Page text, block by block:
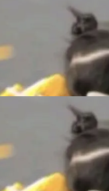
态。 Groki
智能生成内
包百科网站
发现，无论
现近期更
、写 R
、
行翻译文
模块围绕三
：
与 Iceb
缺失的那一
进一步支
格式。
。本届大会
盟主办，以
质量新范
模化产业落地
ADT
Alex Fedos